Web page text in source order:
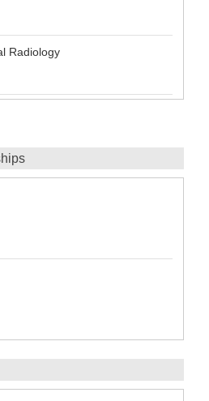
Radiology